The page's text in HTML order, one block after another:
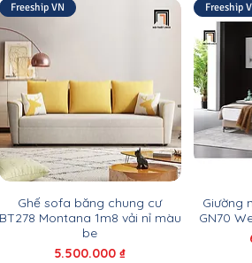
Freeship VN
Ghế sofa băng chung cư
BT278 Montana 1m8 vải nỉ màu
be
Giá
5.500.000 ₫
Freeship
Giường
GN70